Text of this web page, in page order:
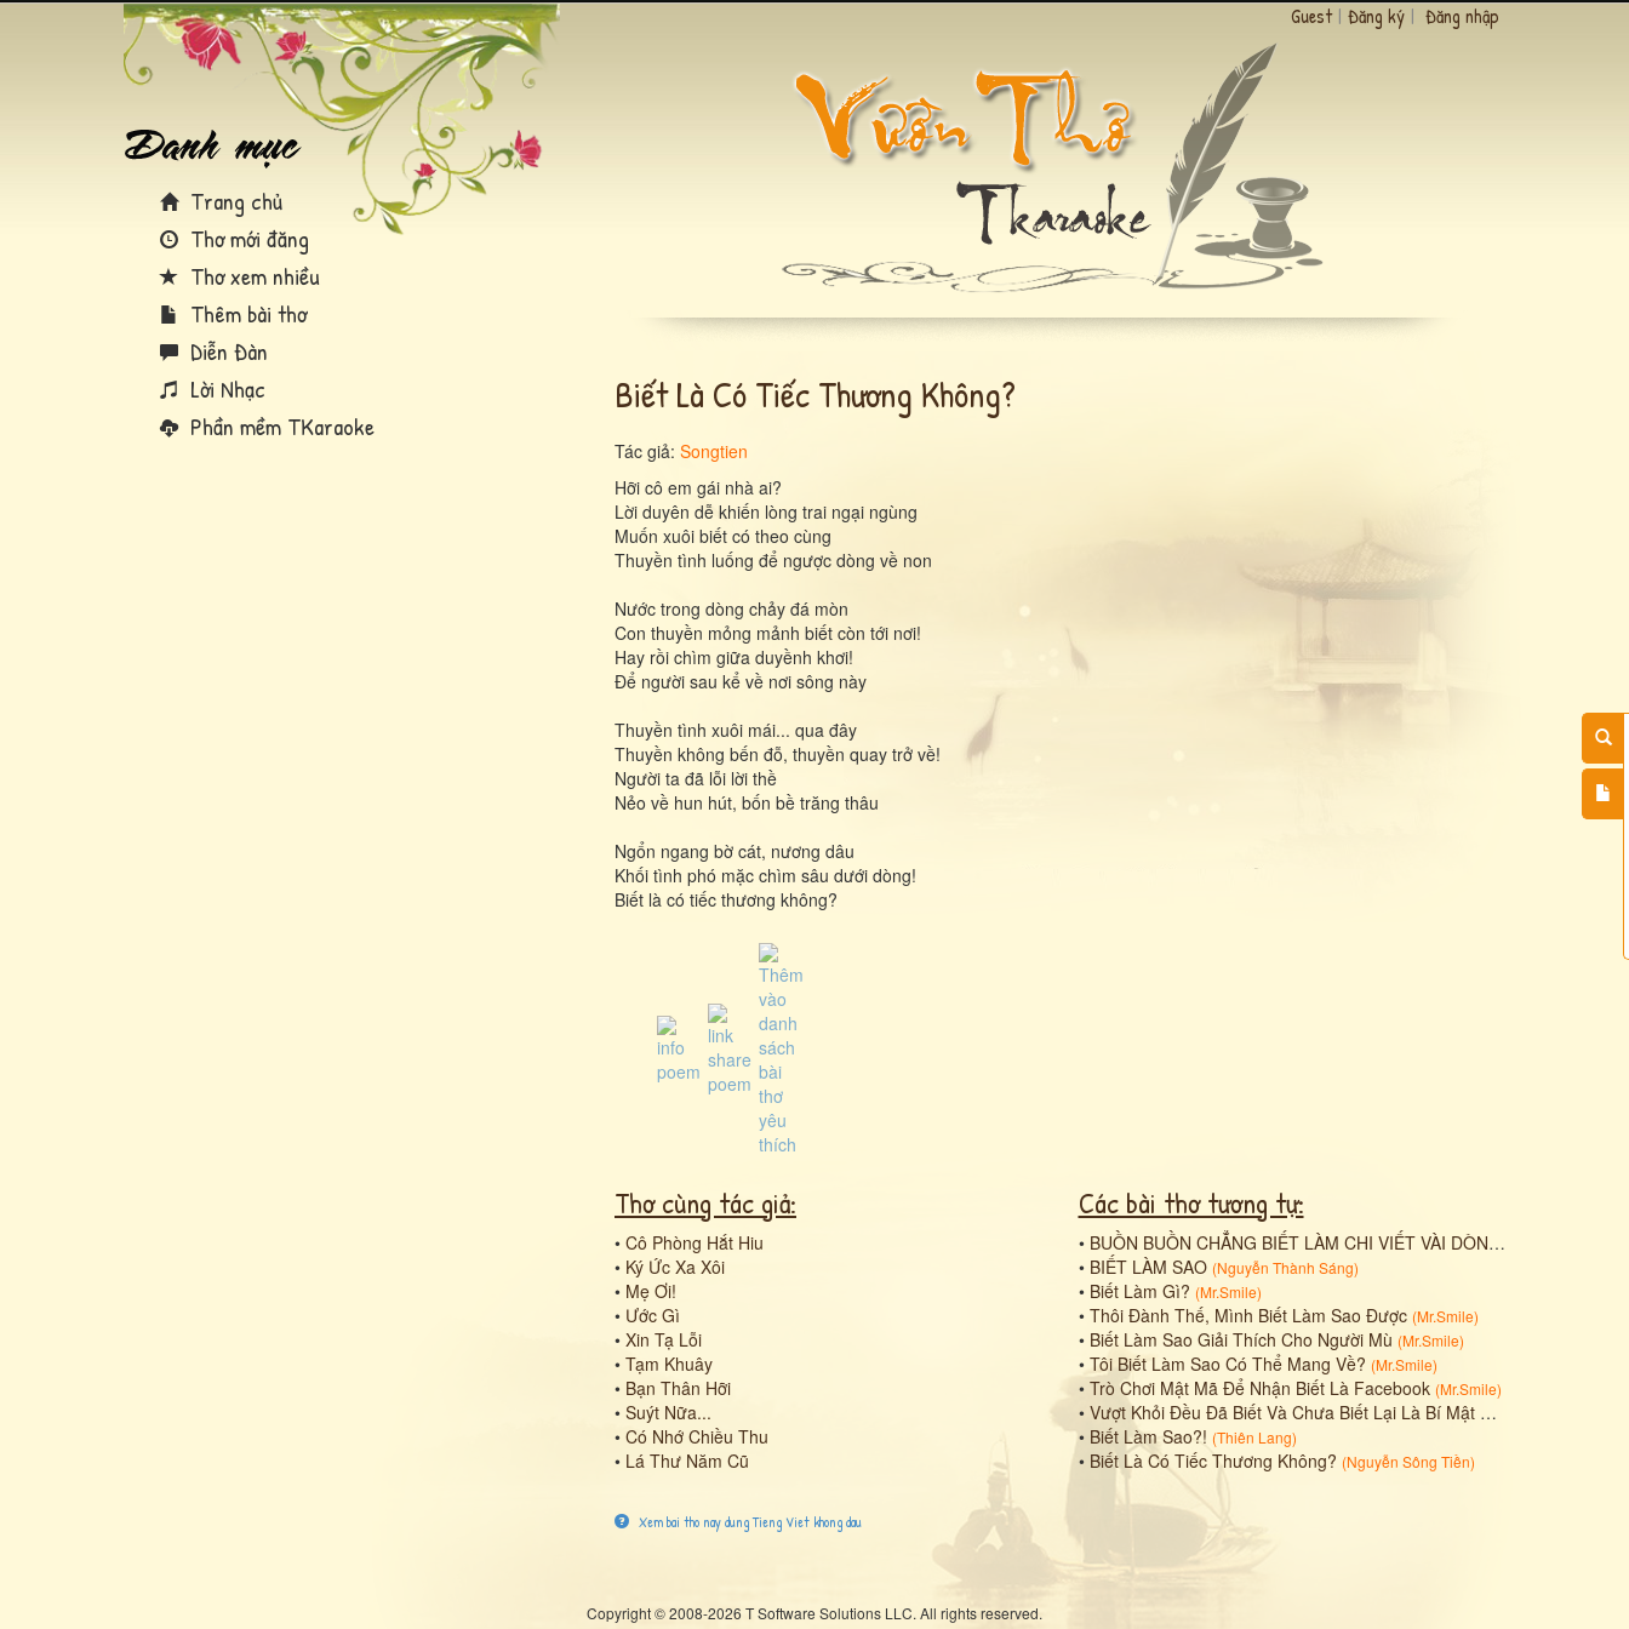
Trang chủ
Thơ mới đăng
Thơ xem nhiều
Thêm bài thơ
Diễn Đàn
Lời Nhạc
Phần mềm TKaraoke
Guest | Đăng ký | Đăng nhập
Biết Là Có Tiếc Thương Không?
Tác giả: Songtien
Hỡi cô em gái nhà ai?
Lời duyên dễ khiến lòng trai ngại ngùng
Muốn xuôi biết có theo cùng
Thuyền tình luống để ngược dòng về non
Nước trong dòng chảy đá mòn
Con thuyền mỏng mảnh biết còn tới nơi!
Hay rồi chìm giữa duyềnh khơi!
Để người sau kể về nơi sông này
Thuyền tình xuôi mái... qua đây
Thuyền không bến đỗ, thuyền quay trở về!
Người ta đã lỗi lời thề
Nẻo về hun hút, bốn bề trăng thâu
Ngổn ngang bờ cát, nương dâu
Khối tình phó mặc chìm sâu dưới dòng!
Biết là có tiếc thương không?
Thơ cùng tác giả:
• Cô Phòng Hắt Hiu
• Ký Ức Xa Xôi
• Mẹ Ơi!
• Ước Gì
• Xin Tạ Lỗi
• Tạm Khuây
• Bạn Thân Hỡi
• Suýt Nữa...
• Có Nhớ Chiều Thu
• Lá Thư Năm Cũ
Các bài thơ tương tự:
• BUỒN BUỒN CHẲNG BIẾT LÀM CHI VIẾT VÀI DÒNG CHỮ, CÓ KHI HẾT BUỒN
• BIẾT LÀM SAO (Nguyễn Thành Sáng)
• Biết Làm Gì? (Mr.Smile)
• Thôi Đành Thế, Mình Biết Làm Sao Được (Mr.Smile)
• Biết Làm Sao Giải Thích Cho Người Mù (Mr.Smile)
• Tôi Biết Làm Sao Có Thể Mang Về? (Mr.Smile)
• Trò Chơi Mật Mã Để Nhận Biết Là Facebook (Mr.Smile)
• Vượt Khỏi Đều Đã Biết Và Chưa Biết Lại Là Bí Mật Tối Cao...
• Biết Làm Sao?! (Thiên Lang)
• Biết Là Có Tiếc Thương Không? (Nguyễn Sông Tiền)
Xem bai tho nay dung Tieng Viet khong dau
Copyright © 2008-2026 T Software Solutions LLC. All rights reserved.